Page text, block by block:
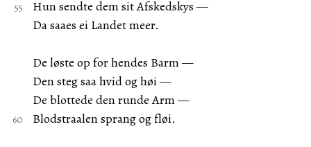
Hun sendte dem sit Afskedskys —
Da saaes ei Landet meer.
De løste op for hendes Barm —
Den steg saa hvid og høi —
De blottede den runde Arm —
Blodstraalen sprang og fløi.